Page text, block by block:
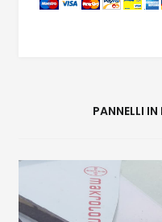
PANNELLI